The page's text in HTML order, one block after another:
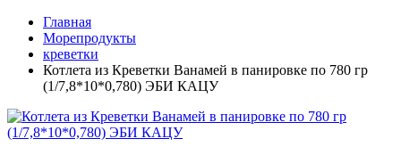
Главная
Морепродукты
креветки
Котлета из Креветки Ванамей в панировке по 780 гр
(1/7,8*10*0,780) ЭБИ КАЦУ